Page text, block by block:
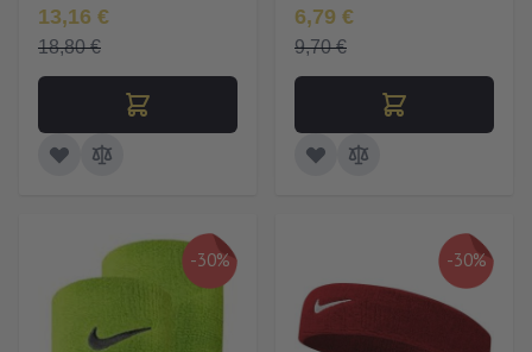
Īpaša Cena
13,16 €
18,80 €
Īpaša Cena
6,79 €
9,70 €
-30% -30%